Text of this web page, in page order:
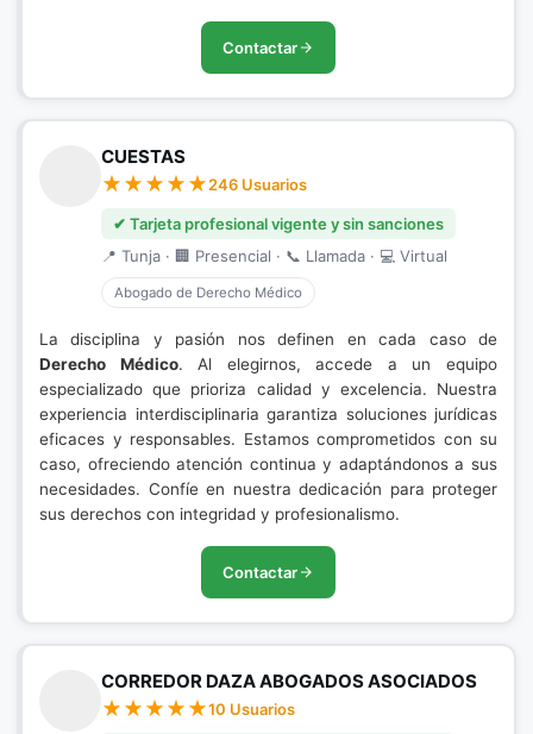
Contactar
CUESTAS
246 Usuarios
✔ Tarjeta profesional vigente y sin sanciones
📍 Tunja · 🏢 Presencial · 📞 Llamada · 💻 Virtual
Abogado de Derecho Médico
La disciplina y pasión nos definen en cada caso de
Derecho Médico. Al elegirnos, accede a un equipo
especializado que prioriza calidad y excelencia. Nuestra
experiencia interdisciplinaria garantiza soluciones jurídicas
eficaces y responsables. Estamos comprometidos con su
caso, ofreciendo atención continua y adaptándonos a sus
necesidades. Confíe en nuestra dedicación para proteger
sus derechos con integridad y profesionalismo.
Contactar
CORREDOR DAZA ABOGADOS ASOCIADOS
10 Usuarios